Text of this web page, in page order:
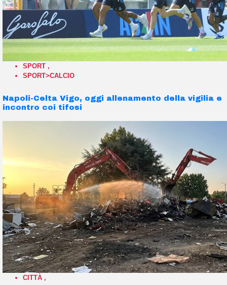
SPORT ,
SPORT>CALCIO
Napoli-Celta Vigo, oggi allenamento della vigilia e
incontro coi tifosi
CITTÀ ,